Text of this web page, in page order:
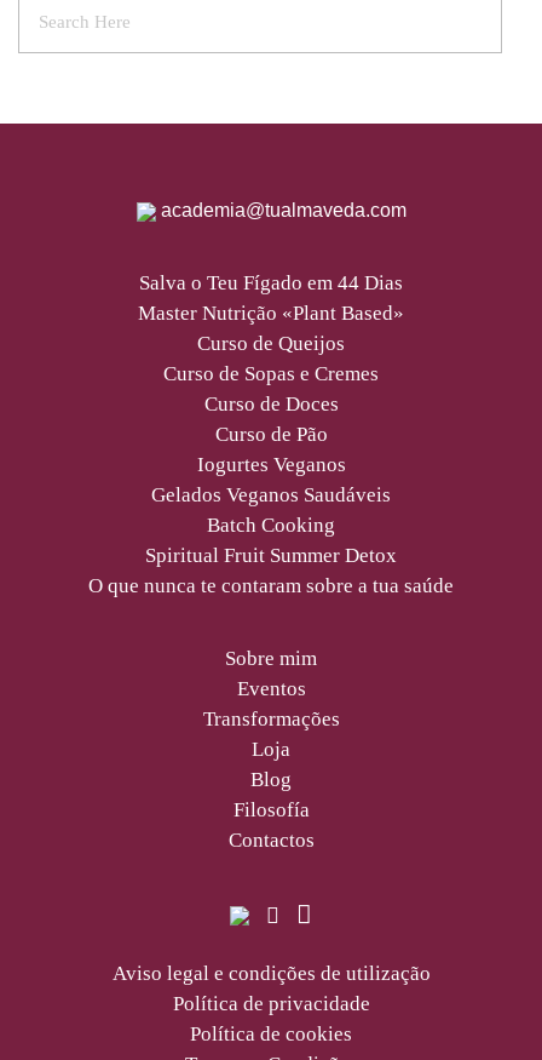
academia@tualmaveda.com
Salva o Teu Fígado em 44 Dias
Master Nutrição «Plant Based»
Curso de Queijos
Curso de Sopas e Cremes
Curso de Doces
Curso de Pão
Iogurtes Veganos
Gelados Veganos Saudáveis
Batch Cooking
Spiritual Fruit Summer Detox
O que nunca te contaram sobre a tua saúde
Sobre mim
Eventos
Transformações
Loja
Blog
Filosofía
Contactos
Aviso legal e condições de utilização
Política de privacidade
Política de cookies